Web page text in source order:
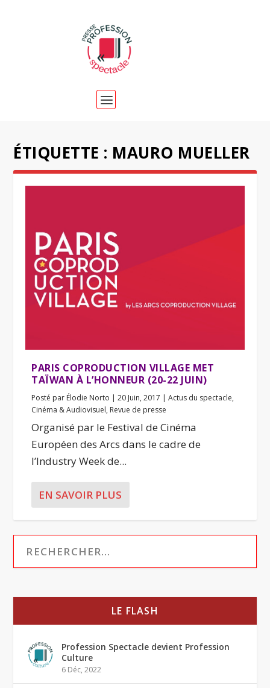
ÉTIQUETTE : MAURO MUELLER
PARIS COPRODUCTION VILLAGE MET
TAÏWAN À L’HONNEUR (20-22 JUIN)
Posté par Élodie Norto |20 Juin, 2017 |Actus du spectacle,
Cinéma & Audiovisuel, Revue de presse
Organisé par le Festival de Cinéma
Européen des Arcs dans le cadre de
l’Industry Week de...
EN SAVOIR PLUS
LE FLASH
Profession Spectacle devient Profession
Culture
6 Déc, 2022